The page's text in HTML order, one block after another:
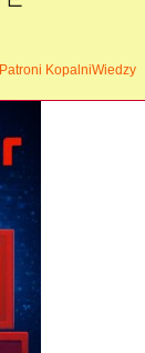
Patroni KopalniWiedzy